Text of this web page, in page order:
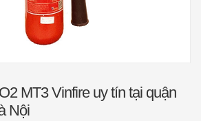
MT3 Vinfire uy tín tại quận
Nội